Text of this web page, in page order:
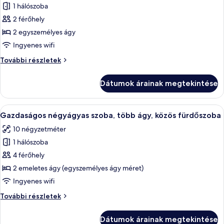
összes
képének
megtekintése:
Standard
két
privát
fürdőszoba
1 hálószoba
2 férőhely
2 egyszemélyes ágy
Ingyenes wifi
További részletek
Standard
ággyal,
privát
fürdőszoba
részletei
Dátumok árainak megtekintése
A
következő
szoba
összes
képének
megtekintése:
Gazdaságos
szoba,
Egy kis szoba, kék ajtóval,
7
Gazdaságos négyágyas szoba, több ágy, közös fürdőszoba
10 négyzetméter
1 hálószoba
4 férőhely
2 emeletes ágy (egyszemélyes ágy méret)
Ingyenes wifi
További részletek
Gazdaságos
Dátumok árainak megtekintése